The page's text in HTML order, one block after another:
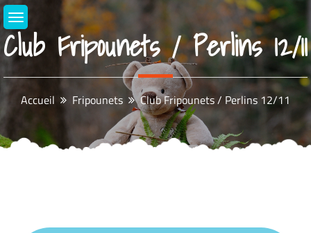
Aller
au
contenu
Club Fripounets / Perlins 12/11
Accueil Fripounets Club Fripounets / Perlins 12/11